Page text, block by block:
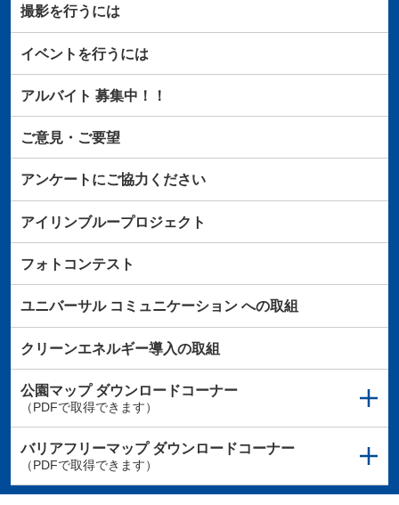
撮影を行うには
イベントを行うには
アルバイト 募集中！！
ご意見・ご要望
アンケートにご協力ください
アイリンブループロジェクト
フォトコンテスト
ユニバーサルコミュニケーションへの取組
クリーンエネルギー導入の取組
公園マップダウンロードコーナー
（PDFで取得できます）
バリアフリーマップダウンロードコーナー
（PDFで取得できます）